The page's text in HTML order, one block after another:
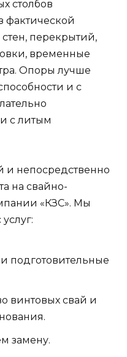
столбов
фактической
стен, перекрытий,
временные
Опоры лучше
и с
с литым
и непосредственно
на свайно-
«КЗС». Мы
подготовительные
винтовых свай и
замену.